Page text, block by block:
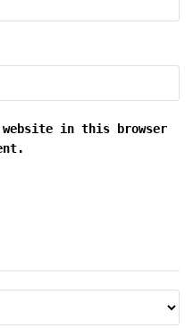
website in this browser